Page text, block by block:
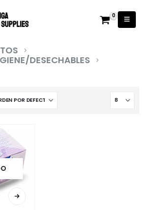
0
DESECHABLES